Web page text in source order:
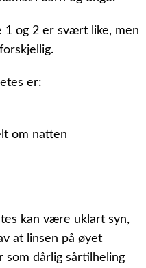
1 og 2 er svært like, men
er:
om natten
kan være uklart syn,
at linsen på øyet
som dårlig sårtilheling